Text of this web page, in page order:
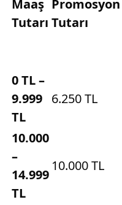
Maaş
Tutarı
Promosyon
Tutarı
0 TL –
9.999
TL
6.250 TL
10.000
–
14.999
TL
10.000 TL